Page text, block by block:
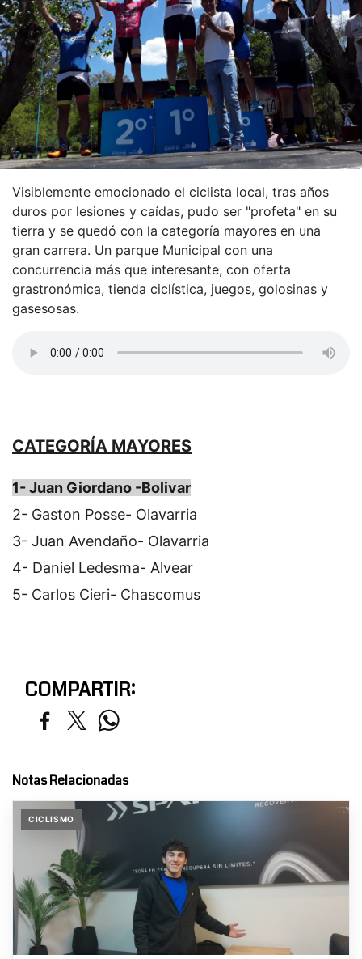
Visiblemente emocionado el ciclista local, tras años
duros por lesiones y caídas, pudo ser "profeta" en su
tierra y se quedó con la categoría mayores en una
gran carrera. Un parque Municipal con una
concurrencia más que interesante, con oferta
grastronómica, tienda ciclística, juegos, golosinas y
gasesosas.
CATEGORÍA MAYORES
1- Juan Giordano -Bolivar
2- Gaston Posse- Olavarria
3- Juan Avendaño- Olavarria
4- Daniel Ledesma- Alvear
5- Carlos Cieri- Chascomus
COMPARTIR:
Notas Relacionadas
CICLISMO